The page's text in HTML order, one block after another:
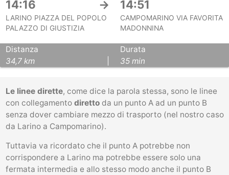
14:16 → 14:51
LARINO PIAZZA DEL POPOLO
PALAZZO DI GIUSTIZIA
CAMPOMARINO VIA FAVORITA
MADONNINA
Distanza
34,7 km
Durata
35 min
Le linee dirette, come dice la parola stessa, sono le linee
con collegamento direttoda un punto A ad un punto B
senza dover cambiare mezzo di trasporto (nel nostro caso
da Larino a Campomarino).
Tuttavia va ricordato che il punto A potrebbe non
corrispondere a Larino ma potrebbe essere solo una
fermata intermedia e allo stesso modo anche il punto B